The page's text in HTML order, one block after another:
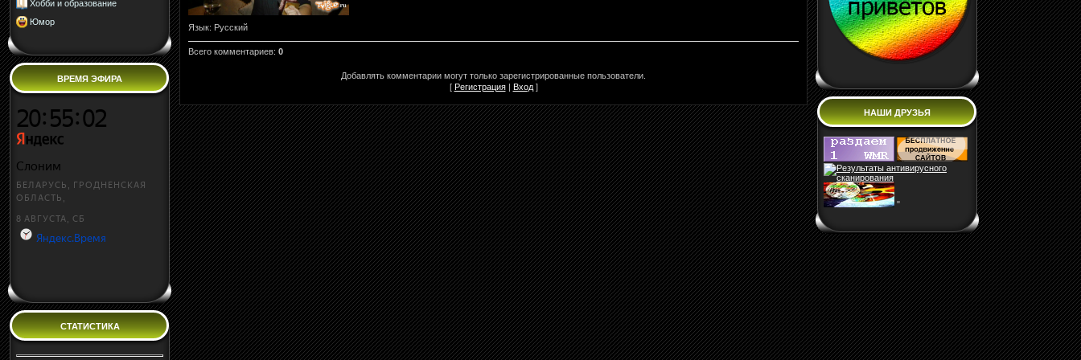
Хобби и образование
Юмор
ВРЕМЯ ЭФИРА
СТАТИСТИКА
Язык: Русский
Всего комментариев: 0
Добавлять комментарии могут только зарегистрированные пользователи.
[ Регистрация| Вход]
НАШИ ДРУЗЬЯ
"